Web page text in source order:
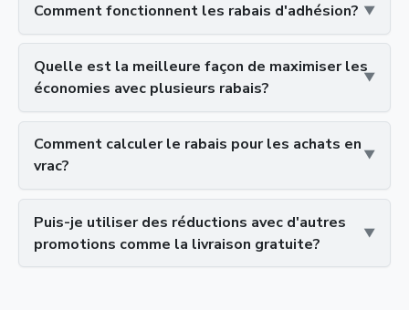
Comment fonctionnent les rabais d'adhésion?
Quelle est la meilleure façon de maximiser les
économies avec plusieurs rabais?
Comment calculer le rabais pour les achats en
vrac?
Puis-je utiliser des réductions avec d'autres
promotions comme la livraison gratuite?